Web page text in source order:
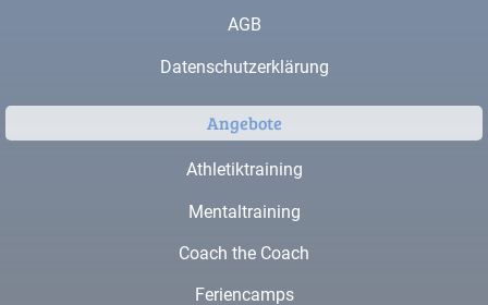
AGB
Datenschutzerklärung
Angebote
Athletiktraining
Mentaltraining
Coach the Coach
Feriencamps